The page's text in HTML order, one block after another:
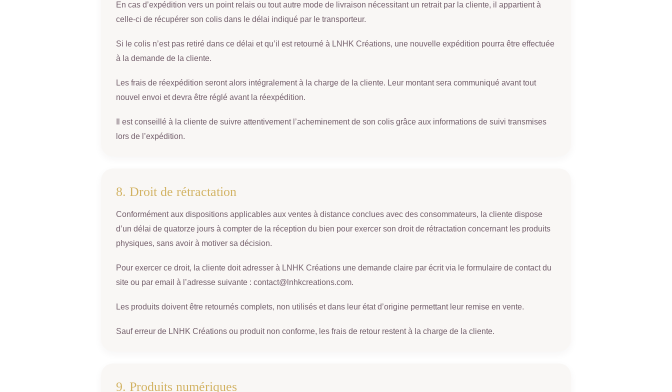
En cas d’expédition vers un point relais ou tout autre mode de livraison nécessitant un retrait par la cliente, il appartient à
celle-ci de récupérer son colis dans le délai indiqué par le transporteur.
Si le colis n’est pas retiré dans ce délai et qu’il est retourné à LNHK Créations, une nouvelle expédition pourra être effectuée
à la demande de la cliente.
Les frais de réexpédition seront alors intégralement à la charge de la cliente. Leur montant sera communiqué avant tout
nouvel envoi et devra être réglé avant la réexpédition.
Il est conseillé à la cliente de suivre attentivement l’acheminement de son colis grâce aux informations de suivi transmises
lors de l’expédition.
8. Droit de rétractation
Conformément aux dispositions applicables aux ventes à distance conclues avec des consommateurs, la cliente dispose
d’un délai de quatorze jours à compter de la réception du bien pour exercer son droit de rétractation concernant les produits
physiques, sans avoir à motiver sa décision.
Pour exercer ce droit, la cliente doit adresser à LNHK Créations une demande claire par écrit via le formulaire de contact du
site ou par email à l’adresse suivante : contact@lnhkcreations.com.
Les produits doivent être retournés complets, non utilisés et dans leur état d’origine permettant leur remise en vente.
Sauf erreur de LNHK Créations ou produit non conforme, les frais de retour restent à la charge de la cliente.
9. Produits numériques